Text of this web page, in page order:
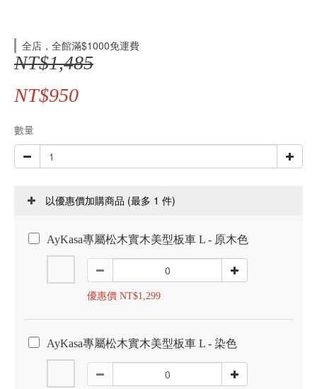
全店，全館滿$1000免運費
NT$1,485
NT$950
數量
以優惠價加購商品 (最多 1 件)
AyKasa專屬松木實木美型板車 L - 原木色
優惠價 NT$1,299
AyKasa專屬松木實木美型板車 L - 染色